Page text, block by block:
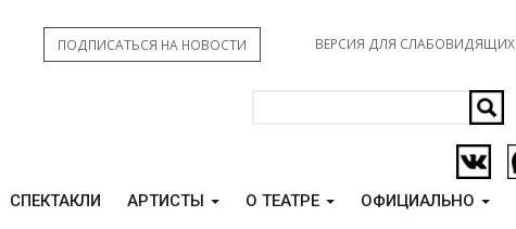
ВЕРСИЯ ДЛЯ СЛАБОВИДЯЩИХ
ПОДПИСАТЬСЯ НА НОВОСТИ
СПЕКТАКЛИ АРТИСТЫ О ТЕАТРЕ ОФИЦИАЛЬНО